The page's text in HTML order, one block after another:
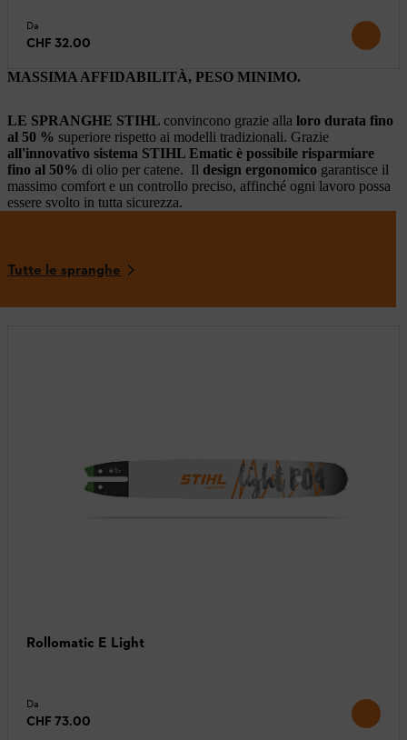
Da
CHF 32.00
MASSIMA AFFIDABILITÀ, PESO MINIMO.
LE SPRANGHE STIHL convincono grazie alla loro durata fino
al 50 % superiore rispetto ai modelli tradizionali. Grazie
all'innovativo sistema STIHL Ematic è possibile risparmiare
fino al 50% di olio per catene. Il design ergonomico garantisce il
massimo comfort e un controllo preciso, affinché ogni lavoro possa
essere svolto in tutta sicurezza.
Tutte le spranghe
Rollomatic E Light
Da
CHF 73.00